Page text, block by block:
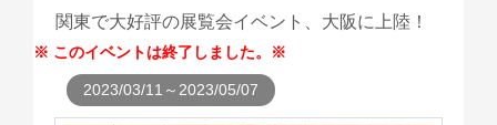
関東で大好評の展覧会イベント、大阪に上陸！
このイベントは終了しました。
2023/03/11～2023/05/07